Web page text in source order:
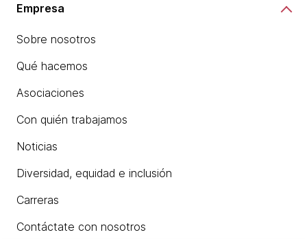
Empresa
Sobre nosotros
Qué hacemos
Asociaciones
Con quién trabajamos
Noticias
Diversidad, equidad e inclusión
Carreras
Contáctate con nosotros